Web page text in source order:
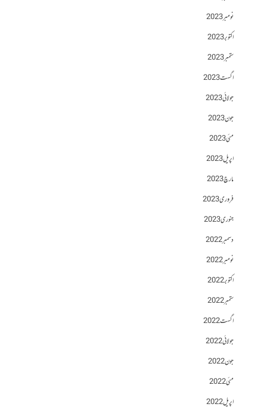
نومبر 2023
اکتوبر 2023
ستمبر 2023
اگست 2023
جولائی 2023
جون 2023
مئی 2023
اپریل 2023
مارچ 2023
فروری 2023
جنوری 2023
دسمبر 2022
نومبر 2022
اکتوبر 2022
ستمبر 2022
اگست 2022
جولائی 2022
جون 2022
مئی 2022
اپریل 2022